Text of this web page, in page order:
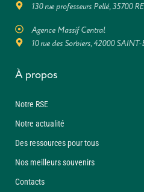
130 rue professeurs Pellé, 35700
Agence Massif Central
10 rue des Sorbiers, 42000
À propos
Notre RSE
Notre actualité
Des ressources pour tous
Nos meilleurs souvenirs
Contacts